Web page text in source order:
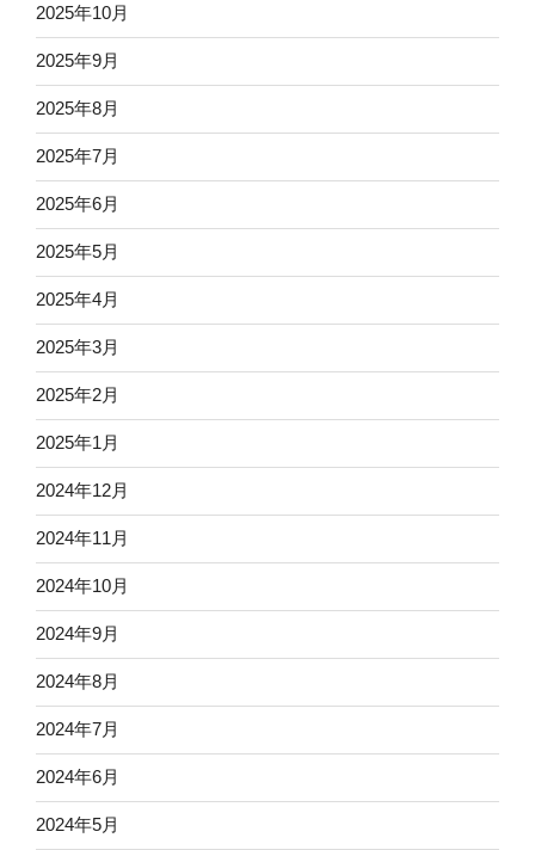
2025年10月
2025年9月
2025年8月
2025年7月
2025年6月
2025年5月
2025年4月
2025年3月
2025年2月
2025年1月
2024年12月
2024年11月
2024年10月
2024年9月
2024年8月
2024年7月
2024年6月
2024年5月